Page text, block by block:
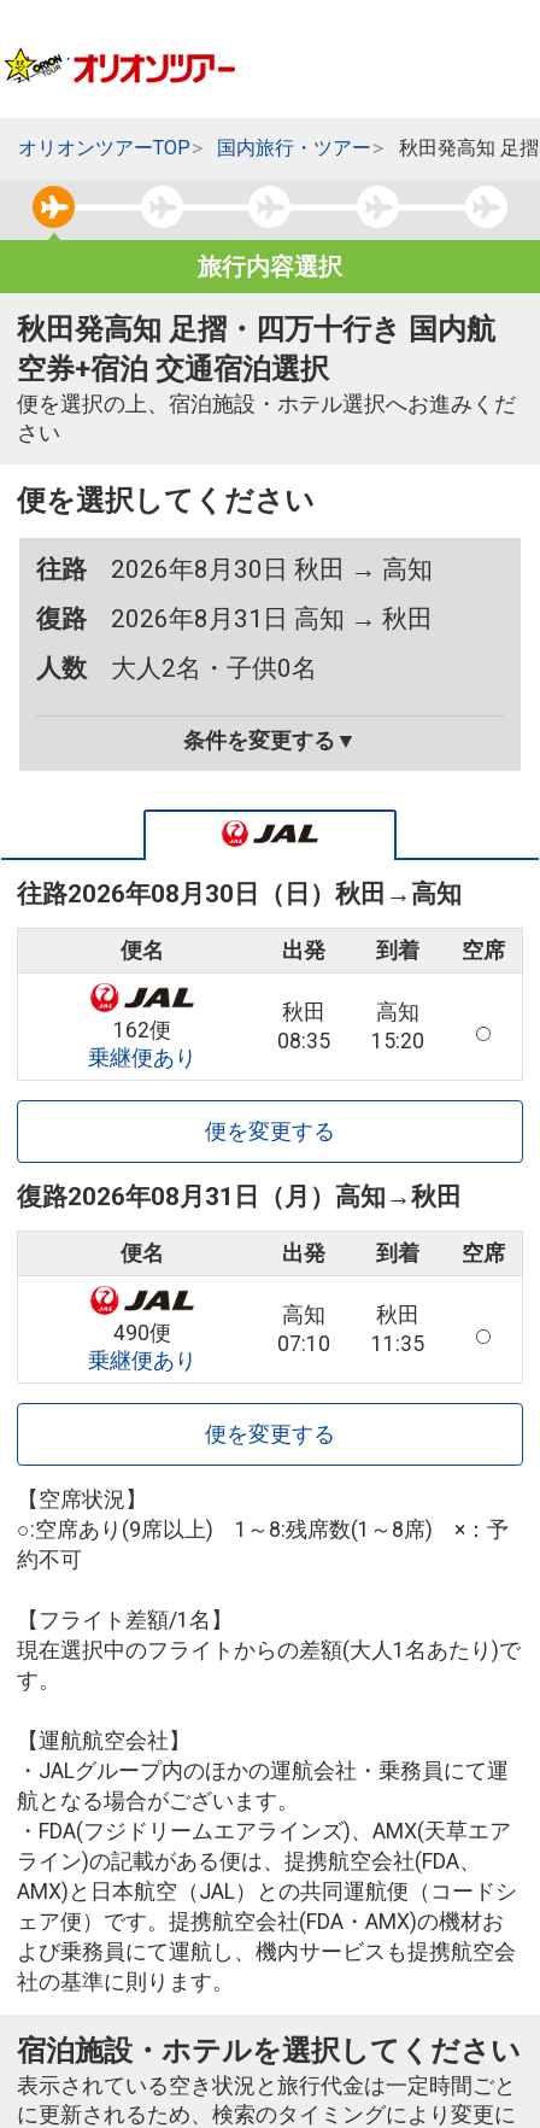
オリオンツアーTOP 国内旅行・ツアー 秋田発高知 足
旅行内容選択
秋田発高知 足摺・四万十行き 国内航
空券+宿泊 交通宿泊選択
便を選択の上、宿泊施設・ホテル選択へお進みくだ
さい
便を選択してください
往路
2026年8月30日 秋田 → 高知
復路
2026年8月31日 高知 → 秋田
人数
大人2名・子供0名
条件を変更する▼
往路2026年08月30日（日） 秋田 → 高知
便名 出発 到着 空席
162便
乗継便あり
秋田
08:35
高知
15:20
便を変更する
復路2026年08月31日（月） 高知 →秋田
便名 出発 到着 空席
490便
乗継便あり
高知
07:10
秋田
11:35
便を変更する
【空席状況】
○:空席あり(9席以上) 1～8:残席数(1～8席) ×：予
約不可
【フライト差額/1名】
現在選択中のフライトからの差額(大人1名あたり)で
す。
【運航航空会社】
・JALグループ内のほかの運航会社・乗務員にて運
航となる場合がございます。
・FDA(フジドリームエアラインズ)、AMX(天草エア
ライン)の記載がある便は、提携航空会社(FDA、
AMX)と日本航空（JAL）との共同運航便（コードシ
ェア便）です。提携航空会社(FDA・AMX)の機材お
よび乗務員にて運航し、機内サービスも提携航空会
社の基準に則ります。
宿泊施設・ホテルを選択してください
表示されている空き状況と旅行代金は一定時間ごと
に更新されるため、検索のタイミングにより変更に